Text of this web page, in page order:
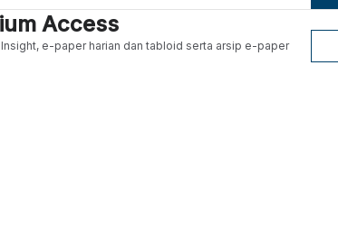
Access
e-paper harian dan tabloid serta arsip e-paper